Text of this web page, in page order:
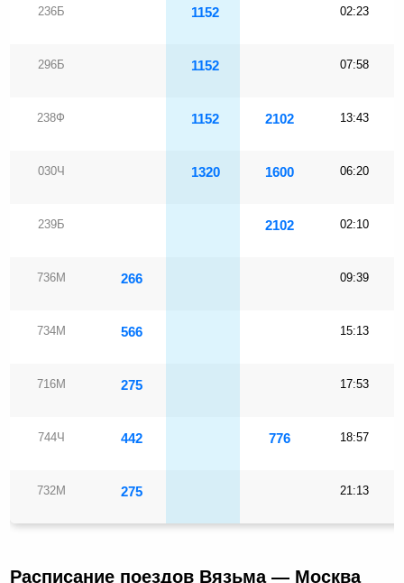
236Б 1152 02:23
296Б 1152 07:58
238Ф 1152 2102 13:43
030Ч 1320 1600 06:20
239Б 2102 02:10
736М 266 09:39
734М 566 15:13
716М 275 17:53
744Ч 442 776 18:57
732М 275 21:13
Расписание поездов Вязьма — Москва